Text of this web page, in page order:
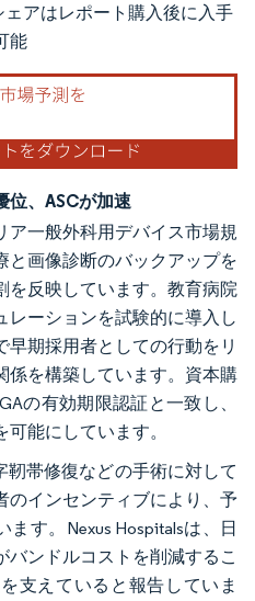
CC BY 4.0の表示が必要です。
アはレポート購入後に入手
能
位、ASCが加速
ア一般外科用デバイス市場規
と画像診断のバックアップを
を反映しています。教育病院
レーションを試験的に導入し
期採用者としての行動をリ
係を構築しています。資本購
の有効期限認証と一致し、
能にしています。
靭帯修復などの手術に対して
のインセンティブにより、予
ます。Nexus Hospitalsは、日
バンドルコストを削減するこ
支えていると報告していま